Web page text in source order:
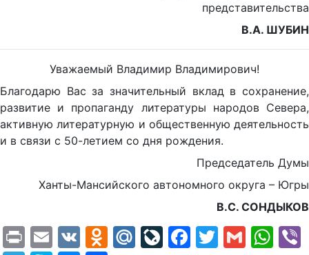
представительства
В.А. ШУБИН
Уважаемый Владимир Владимирович!
Благодарю Вас за значительный вклад в сохранение,
развитие и пропаганду литературы народов Севера,
активную литературную и общественную деятельность
и в связи с 50-летием со дня рождения.
Председатель Думы
Ханты-Мансийского автономного округа – Югры
В.С. СОНДЫКОВ
PrintEmail
VK Odnoklassniki
Mail.Ru
LiveJournal
Facebook
Twitter
Gmail